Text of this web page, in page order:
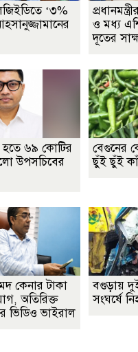
‘৩%
ও মধ্য
দূতের
হতে ৬৯ কোটির
উপসচিবের
বেগুনের
ছুঁই ছুঁই
কেনার টাকা
অতিরিক্ত
ভিডিও ভাইরাল
বগুড়ায়
সংঘর্ষে